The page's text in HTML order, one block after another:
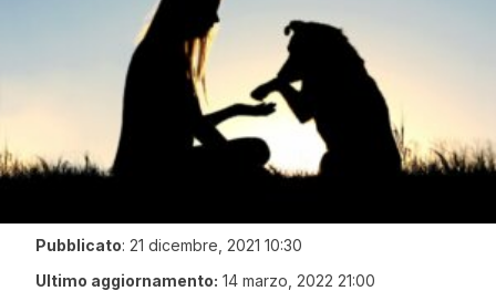
Pubblicato: 21 dicembre, 2021 10:30
Ultimo aggiornamento: 14 marzo, 2022 21:00